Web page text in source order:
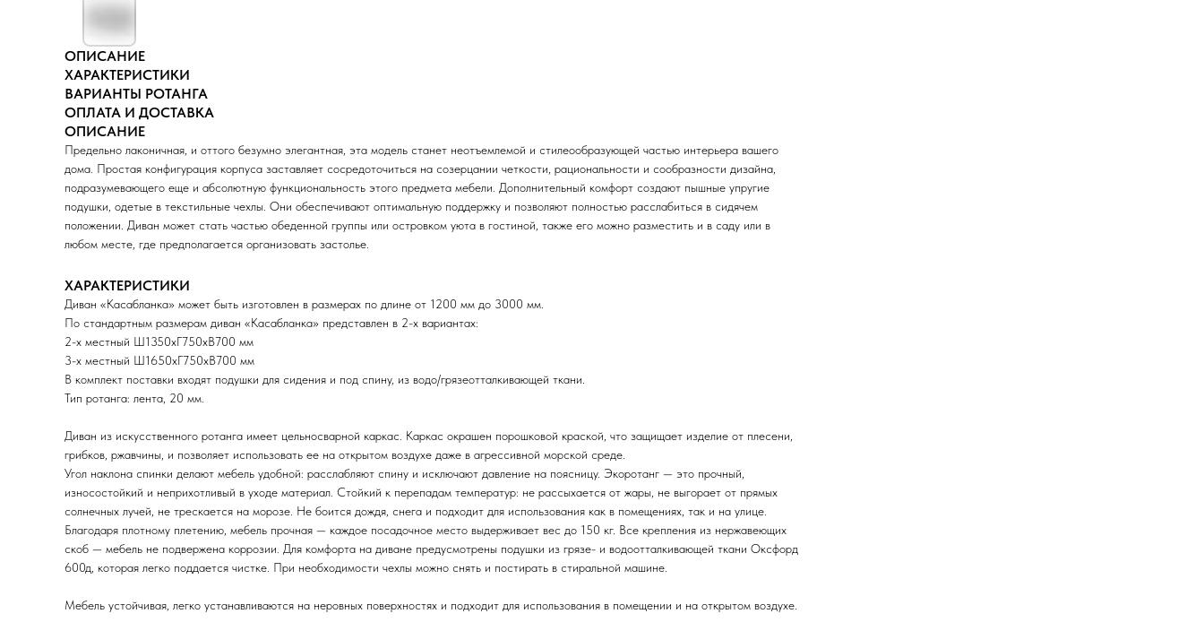
ОПИСАНИЕ
ХАРАКТЕРИСТИКИ
ВАРИАНТЫ РОТАНГА
ОПЛАТА И ДОСТАВКА
ОПИСАНИЕ
Предельно лаконичная, и оттого безумно элегантная, эта модель станет неотъемлемой и стилеообразующей частью интерьера вашего
дома. Простая конфигурация корпуса заставляет сосредоточиться на созерцании четкости, рациональности и сообразности дизайна,
подразумевающего еще и абсолютную функциональность этого предмета мебели. Дополнительный комфорт создают пышные упругие
подушки, одетые в текстильные чехлы. Они обеспечивают оптимальную поддержку и позволяют полностью расслабиться в сидячем
положении. Диван может стать частью обеденной группы или островком уюта в гостиной, также его можно разместить и в саду или в
любом месте, где предполагается организовать застолье.
ХАРАКТЕРИСТИКИ
Диван «Касабланка» может быть изготовлен в размерах по длине от 1200 мм до 3000 мм.
По стандартным размерам диван «Касабланка» представлен в 2-х вариантах:
2-х местный Ш1350хГ750хВ700 мм
3-х местный Ш1650хГ750хВ700 мм
В комплект поставки входят подушки для сидения и под спину, из водо/грязеотталкивающей ткани.
Тип ротанга: лента, 20 мм.
Диван из искусственного ротанга имеет цельносварной каркас. Каркас окрашен порошковой краской, что защищает изделие от плесени,
грибков, ржавчины, и позволяет использовать ее на открытом воздухе даже в агрессивной морской среде.
Угол наклона спинки делают мебель удобной: расслабляют спину и исключают давление на поясницу. Экоротанг — это прочный,
износостойкий и неприхотливый в уходе материал. Стойкий к перепадам температур: не рассыхается от жары, не выгорает от прямых
солнечных лучей, не трескается на морозе. Не боится дождя, снега и подходит для использования как в помещениях, так и на улице.
Благодаря плотному плетению, мебель прочная — каждое посадочное место выдерживает вес до 150 кг. Все крепления из нержавеющих
скоб — мебель не подвержена коррозии. Для комфорта на диване предусмотрены подушки из грязе- и водоотталкивающей ткани Оксфорд
600д, которая легко поддается чистке. При необходимости чехлы можно снять и постирать в стиральной машине.
Мебель устойчивая, легко устанавливаются на неровных поверхностях и подходит для использования в помещении и на открытом воздухе.